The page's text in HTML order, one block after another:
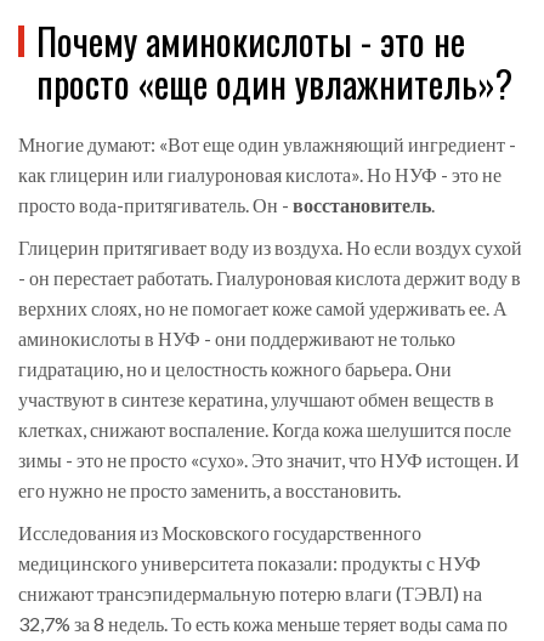
Почему аминокислоты - это не
просто «еще один увлажнитель»?
Многие думают: «Вот еще один увлажняющий ингредиент -
как глицерин или гиалуроновая кислота». Но НУФ - это не
просто вода-притягиватель. Он - восстановитель.
Глицерин притягивает воду из воздуха. Но если воздух сухой
- он перестает работать. Гиалуроновая кислота держит воду в
верхних слоях, но не помогает коже самой удерживать ее. А
аминокислоты в НУФ - они поддерживают не только
гидратацию, но и целостность кожного барьера. Они
участвуют в синтезе кератина, улучшают обмен веществ в
клетках, снижают воспаление. Когда кожа шелушится после
зимы - это не просто «сухо». Это значит, что НУФ истощен. И
его нужно не просто заменить, а восстановить.
Исследования из Московского государственного
медицинского университета показали: продукты с НУФ
снижают трансэпидермальную потерю влаги (ТЭВЛ) на
32,7% за 8 недель. То есть кожа меньше теряет воды сама по